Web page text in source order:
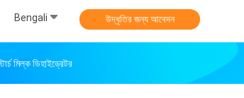
Bengali উদ্ধৃতির জন্য আবেদন
মিল্ক ডিহাইড্রেটর